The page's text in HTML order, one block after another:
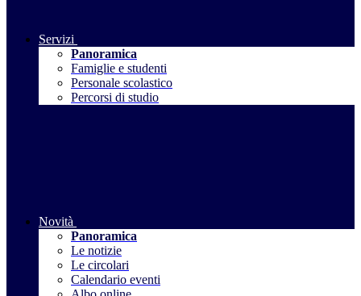
Servizi
Panoramica
Famiglie e studenti
Personale scolastico
Percorsi di studio
Novità
Panoramica
Le notizie
Le circolari
Calendario eventi